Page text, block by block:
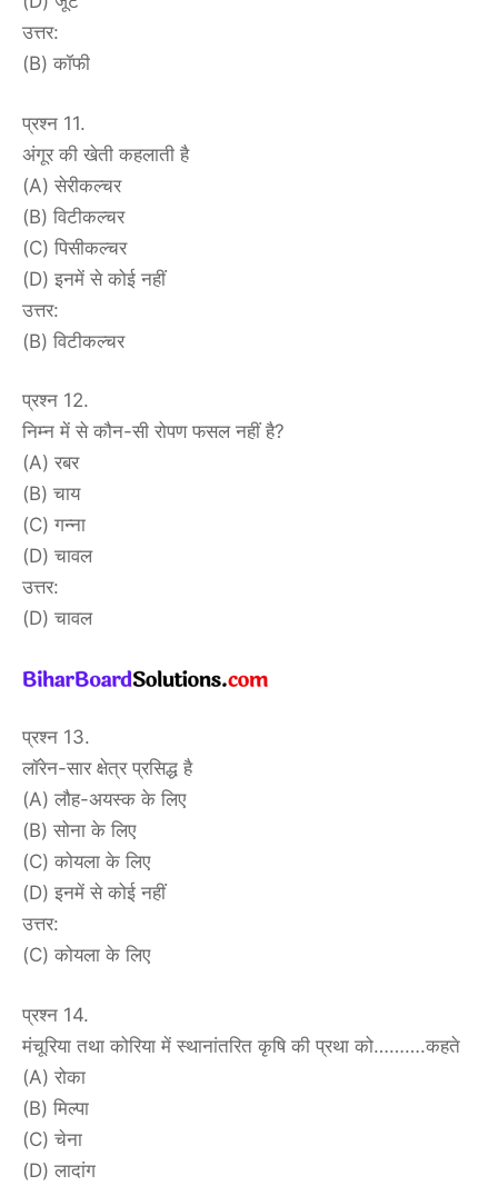
उत्तर:
(B) कॉफी
प्रश्न 11.
अंगूर की खेती कहलाती है
(A) सेरीकल्चर
(B) विटीकल्चर
(C) पिसीकल्चर
(D) इनमें से कोई नहीं
उत्तर:
(B) विटीकल्चर
प्रश्न 12.
निम्न में से कौन-सी रोपण फसल नहीं है?
(A) रबर
(B) चाय
(C) गन्ना
(D) चावल
उत्तर:
(D) चावल
प्रश्न 13.
लॉरेन-सार क्षेत्र प्रसिद्ध है
(A) लौह-अयस्क के लिए
(B) सोना के लिए
(C) कोयला के लिए
(D) इनमें से कोई नहीं
उत्तर:
(C) कोयला के लिए
प्रश्न 14.
मंचूरिया तथा कोरिया में स्थानांतरित कृषि की प्रथा को……….कहते
(A) रोका
(B) मिल्पा
(C) चेना
(D) लादांग